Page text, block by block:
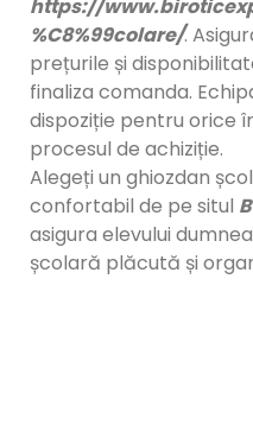
https://
%C8%99colare/.
prețurile și
finaliza comanda.
dispoziție pentru orice
procesul de achiziție.
Alegeți un ghiozdan
confortabil de pe situl
asigura elevului
școlară plăcută și